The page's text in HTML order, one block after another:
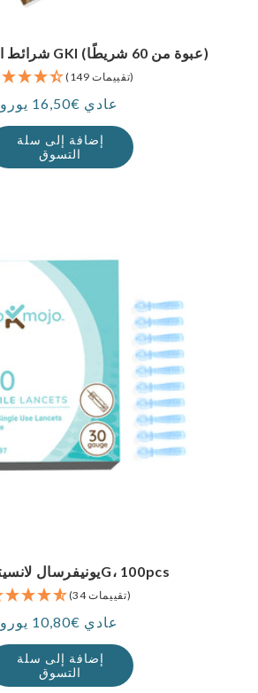
شرائط اختبار الجلوكوز GKI (عبوة من 60 شريطًا)
(149 تقييمات)
سعر عادي €16,50 يورو
إضافة إلى سلة
التسوق
يونيفرسال لانسيتس - 30G، 100pcs
(34 تقييمات)
سعر عادي €10,80 يورو
إضافة إلى سلة
التسوق